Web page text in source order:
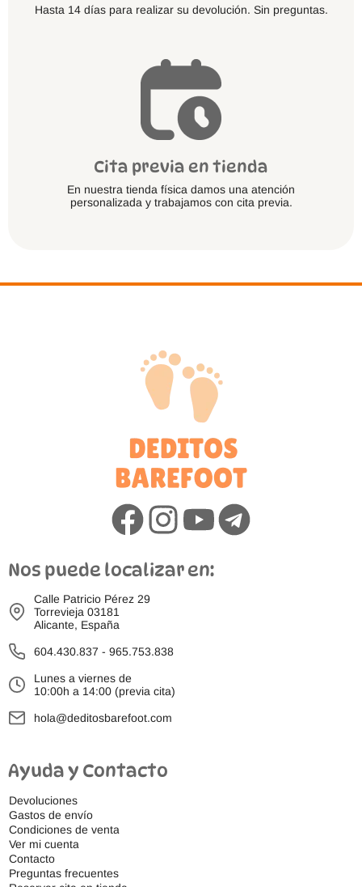
Hasta 14 días para realizar su devolución. Sin preguntas.
Cita previa en tienda
En nuestra tienda física damos una atención
personalizada y trabajamos con cita previa.
Nos puede localizar en:
Calle Patricio Pérez 29
Torrevieja 03181
Alicante, España
604.430.837 - 965.753.838
Lunes a viernes de
10:00h a 14:00 (previa cita)
hola@deditosbarefoot.com
Ayuda y Contacto
Devoluciones
Gastos de envío
Condiciones de venta
Ver mi cuenta
Contacto
Preguntas frecuentes